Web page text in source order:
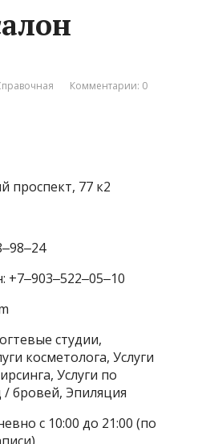
Комментарии: 0
проспект, 77 к2
студии,
косметолога, Услуги
Услуги по
бровей, Эпиляция
с 10:00 до 21:00 (по